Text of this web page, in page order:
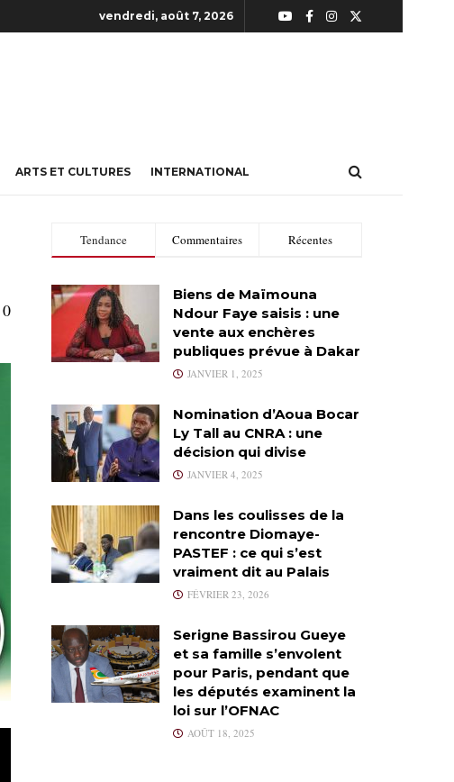
vendredi, août 7, 2026
ARTS ET CULTURES INTERNATIONAL
0
Tendance Commentaires Récentes
Biens de Maïmouna
Ndour Faye saisis : une
vente aux enchères
publiques prévue à Dakar
JANVIER 1, 2025
Nomination d’Aoua Bocar
Ly Tall au CNRA : une
décision qui divise
JANVIER 4, 2025
Dans les coulisses de la
rencontre Diomaye-
PASTEF : ce qui s’est
vraiment dit au Palais
FÉVRIER 23, 2026
Serigne Bassirou Gueye
et sa famille s’envolent
pour Paris, pendant que
les députés examinent la
loi sur l’OFNAC
AOÛT 18, 2025